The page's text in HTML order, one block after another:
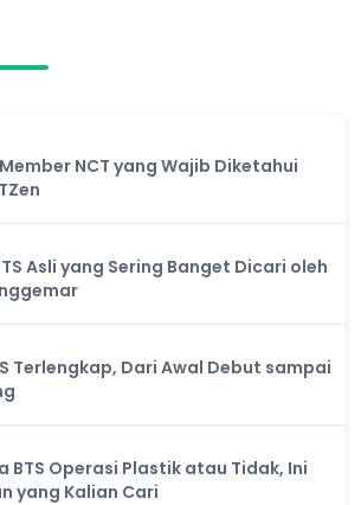
NCT yang Wajib Diketahui
Asli yang Sering Banget Dicari oleh
Terlengkap, Dari Awal Debut sampai
BTS Operasi Plastik atau Tidak, Ini
yang Kalian Cari